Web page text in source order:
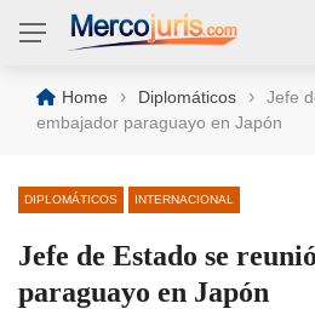
Home › Diplomáticos ›
Jefe
embajador paraguayo en Japón
DIPLOMÁTICOS INTERNACIONAL
Jefe de Estado se
paraguayo en Japón